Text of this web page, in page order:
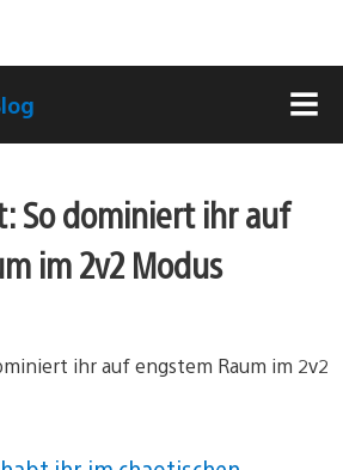
So dominiert ihr auf
im 2v2 Modus